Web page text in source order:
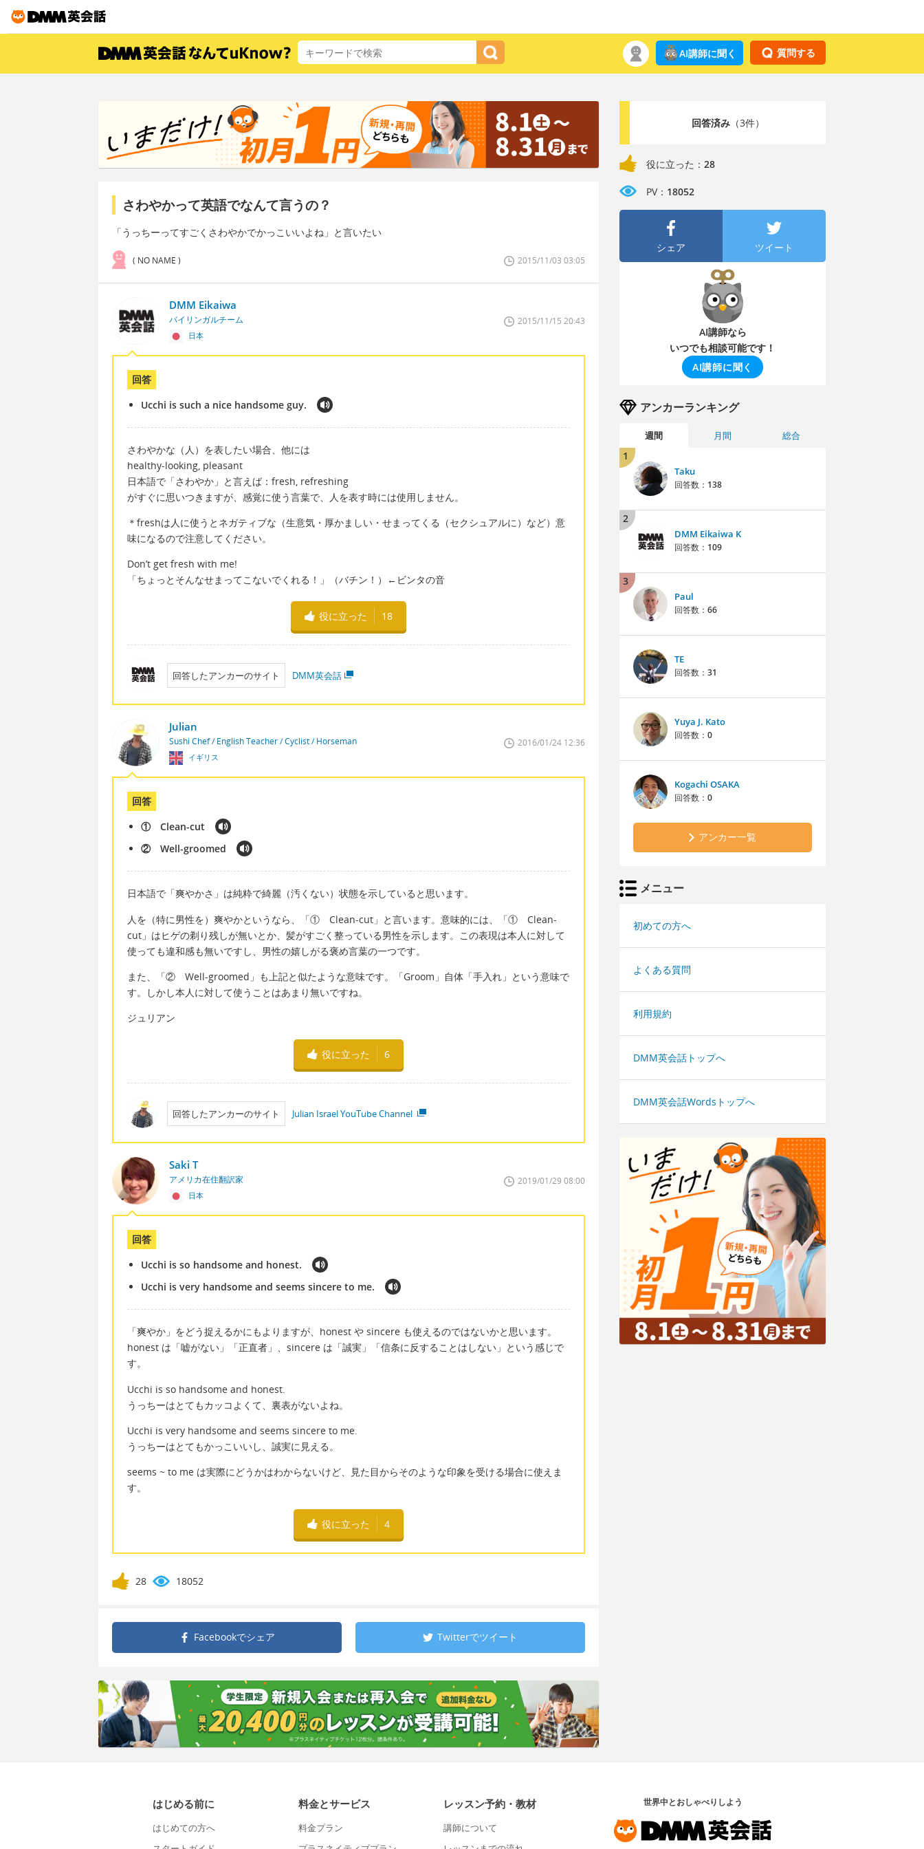
質問する
AI講師に聞く
さわやかって英語でなんて言うの？
「うっちーってすごくさわやかでかっこいいよね」と言いたい
( NO NAME ) 2015/11/03 03:05
DMM Eikaiwa
バイリンガルチーム
日本
2015/11/15 20:43
回答
Ucchi is such a nice handsome guy.
さわやかな（人）を表したい場合、他には
healthy-looking, pleasant
日本語で「さわやか」と言えば：fresh, refreshing
がすぐに思いつきますが、感覚に使う言葉で、人を表す時には使用しません。
＊freshは人に使うとネガティブな（生意気・厚かましい・せまってくる（セクシュアルに）など）意
味になるので注意してください。
Don’t get fresh with me!
「ちょっとそんなせまってこないでくれる！」（バチン！）←ビンタの音
役に立った 18
回答したアンカーのサイト DMM英会話
Julian
Sushi Chef / English Teacher / Cyclist / Horseman
イギリス
2016/01/24 12:36
回答
① Clean-cut
② Well-groomed
日本語で「爽やかさ」は純粋で綺麗（汚くない）状態を示していると思います。
人を（特に男性を）爽やかというなら、「① Clean-cut」と言います。意味的には、「① Clean-
cut」はヒゲの剃り残しが無いとか、髪がすごく整っている男性を示します。この表現は本人に対して
使っても違和感も無いですし、男性の嬉しがる褒め言葉の一つです。
また、「② Well-groomed」も上記と似たような意味です。「Groom」自体「手入れ」という意味で
す。しかし本人に対して使うことはあまり無いですね。
ジュリアン
役に立った 6
回答したアンカーのサイト Julian Israel YouTube Channel
Saki T
アメリカ在住翻訳家
日本
2019/01/29 08:00
回答
Ucchi is so handsome and honest.
Ucchi is very handsome and seems sincere to me.
「爽やか」をどう捉えるかにもよりますが、honest や sincere も使えるのではないかと思います。
honest は「嘘がない」「正直者」、sincere は「誠実」「信条に反することはしない」という感じで
す。
Ucchi is so handsome and honest.
うっちーはとてもカッコよくて、裏表がないよね。
Ucchi is very handsome and seems sincere to me.
うっちーはとてもかっこいいし、誠実に見える。
seems ~ to me は実際にどうかはわからないけど、見た目からそのような印象を受ける場合に使えま
す。
役に立った 4
28 18052
Facebookでシェア Twitterでツイート
回答済み（3件）
役に立った： 28
PV： 18052
シェア ツイート
AI講師なら
いつでも相談可能です！
AI講師に聞く
アンカーランキング
週間 月間 総合
1
Taku
回答数： 138
2
DMM Eikaiwa K
回答数： 109
3
Paul
回答数： 66
TE
回答数： 31
Yuya J. Kato
回答数： 0
Kogachi OSAKA
回答数： 0
アンカー一覧
メニュー
初めての方へ
よくある質問
利用規約
DMM英会話トップへ
DMM英会話Wordsトップへ
はじめる前に
はじめての方へ
料金とサービス
料金プラン
レッスン予約・教材
講師について
世界中とおしゃべりしよう